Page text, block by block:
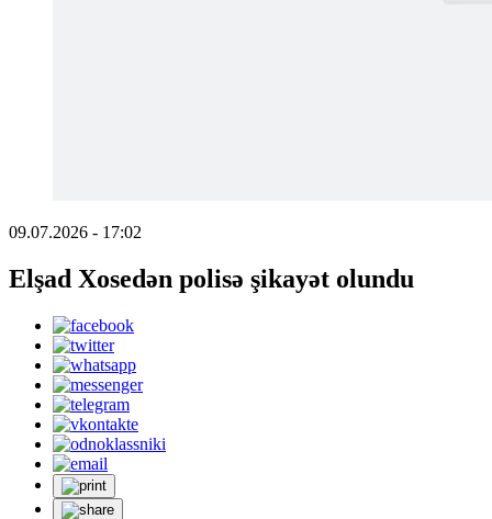
09.07.2026 - 17:02
Elşad Xosedən polisə şikayət olundu